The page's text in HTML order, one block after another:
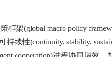
框架(global macro policy
持续性(continuity, stability,
cooperation)进程协同增效，